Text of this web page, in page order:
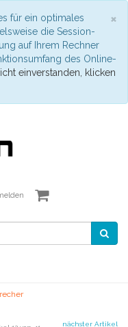
×
für ein optimales
die Session-
auf Ihrem Rechner
des Online-
einverstanden, klicken
nächster Artikel